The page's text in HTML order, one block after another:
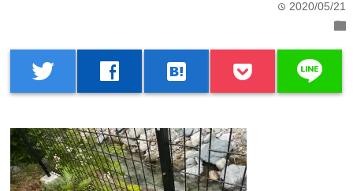
time 2020/05/21
folder
twitter facebook hatenabookmark line